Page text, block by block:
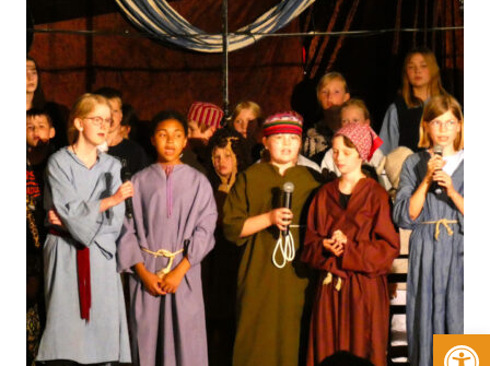
Werkzeugleiste öffnen